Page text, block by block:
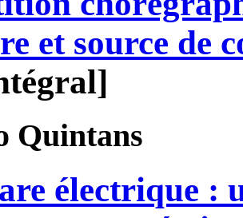
et source de
Quintans
électrique :